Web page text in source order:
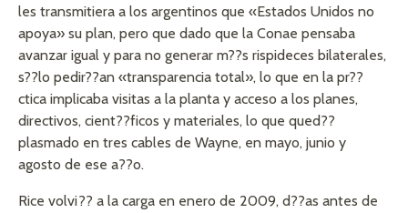
les transmitiera a los argentinos que «Estados Unidos no
apoya» su plan, pero que dado que la Conae pensaba
avanzar igual y para no generar m??s rispideces bilaterales,
s??lo pedir??an «transparencia total», lo que en la pr??
ctica implicaba visitas a la planta y acceso a los planes,
directivos, cient??ficos y materiales, lo que qued??
plasmado en tres cables de Wayne, en mayo, junio y
agosto de ese a??o.
Rice volvi?? a la carga en enero de 2009, d??as antes de